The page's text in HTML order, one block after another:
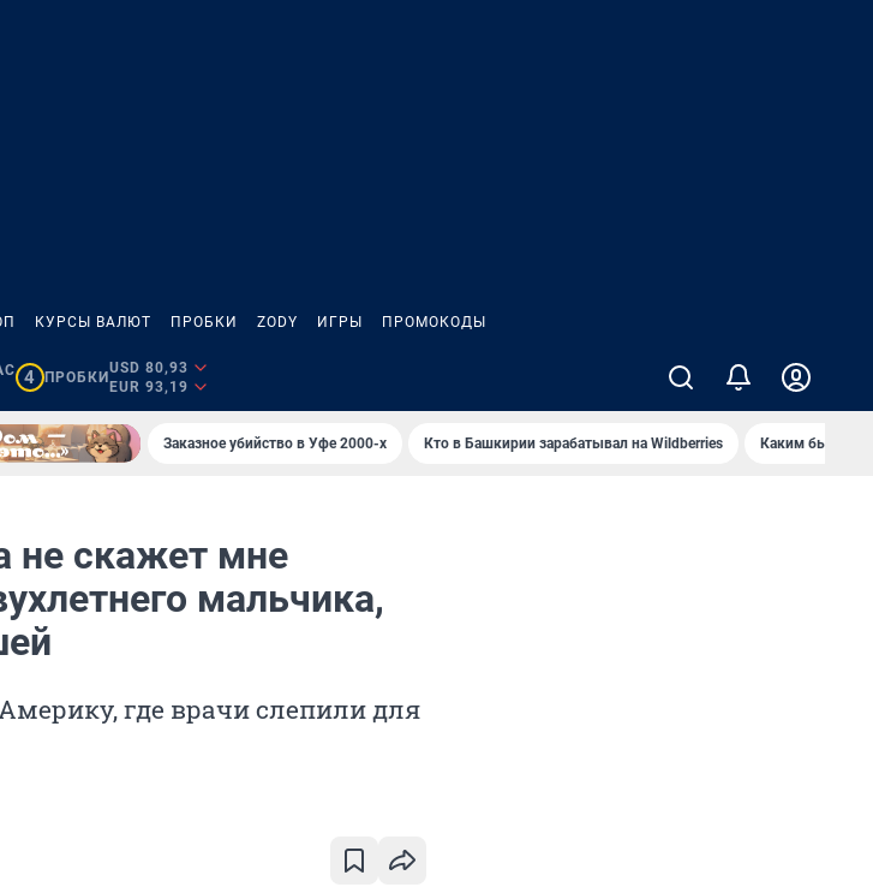
КУРСЫ ВАЛЮТ ПРОБКИ ZODY ИГРЫ ПРОМОКОДЫ
4 ПРОБКИ
USD 80,93
EUR 93,19
Заказное убийство в Уфе 2000-х Кто в Башкирии зарабатывал на Wildberries Каким было
не скажет мне
мальчика,
где врачи слепили для